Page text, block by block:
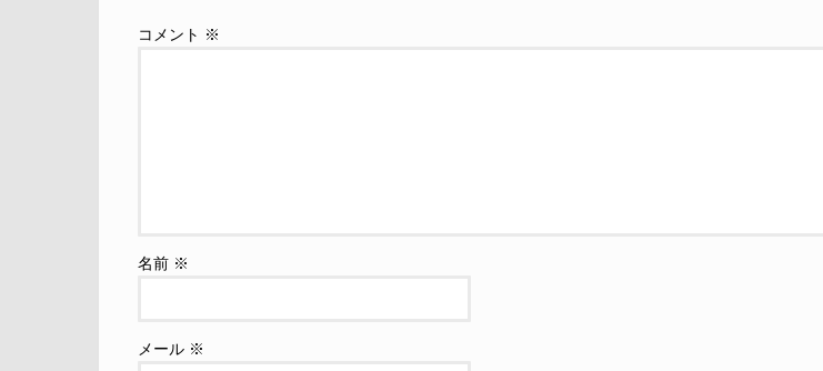
コメント ※
名前 ※
メール ※